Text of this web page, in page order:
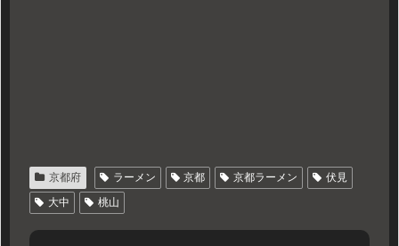
京都府 ラーメン 京都 京都ラーメン
伏見
大中
桃山